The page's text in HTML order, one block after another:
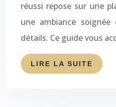
réussi repose sur une
une ambiance
détails. Ce guide vous
LIRE LA SUITE